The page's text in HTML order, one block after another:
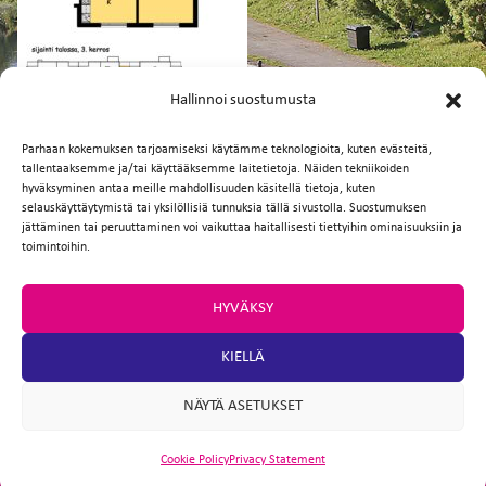
Hallinnoi suostumusta
Parhaan kokemuksen tarjoamiseksi käytämme teknologioita, kuten evästeitä,
tallentaaksemme ja/tai käyttääksemme laitetietoja. Näiden tekniikoiden
hyväksyminen antaa meille mahdollisuuden käsitellä tietoja, kuten
selauskäyttäytymistä tai yksilöllisiä tunnuksia tällä sivustolla. Suostumuksen
jättäminen tai peruuttaminen voi vaikuttaa haitallisesti tiettyihin ominaisuuksiin ja
toimintoihin.
HYVÄKSY
KIELLÄ
NÄYTÄ ASETUKSET
Cookie PolicyPrivacy Statement
Facebook
TwitterEmailWhatsApp